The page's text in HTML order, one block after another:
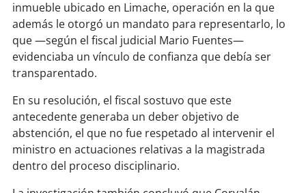
soychillán
soysancarlos
soytalcahuano
soyconcepción
soycoronel
soy arauco
inmueble ubicado en Limache, operación en la que
además le otorgó un mandato para representarlo, lo
que —según el fiscal judicial Mario Fuentes—
evidenciaba un vínculo de confianza que debía ser
transparentado.
En su resolución, el fiscal sostuvo que este
antecedente generaba un deber objetivo de
abstención, el que no fue respetado al intervenir el
ministro en actuaciones relativas a la magistrada
dentro del proceso disciplinario.